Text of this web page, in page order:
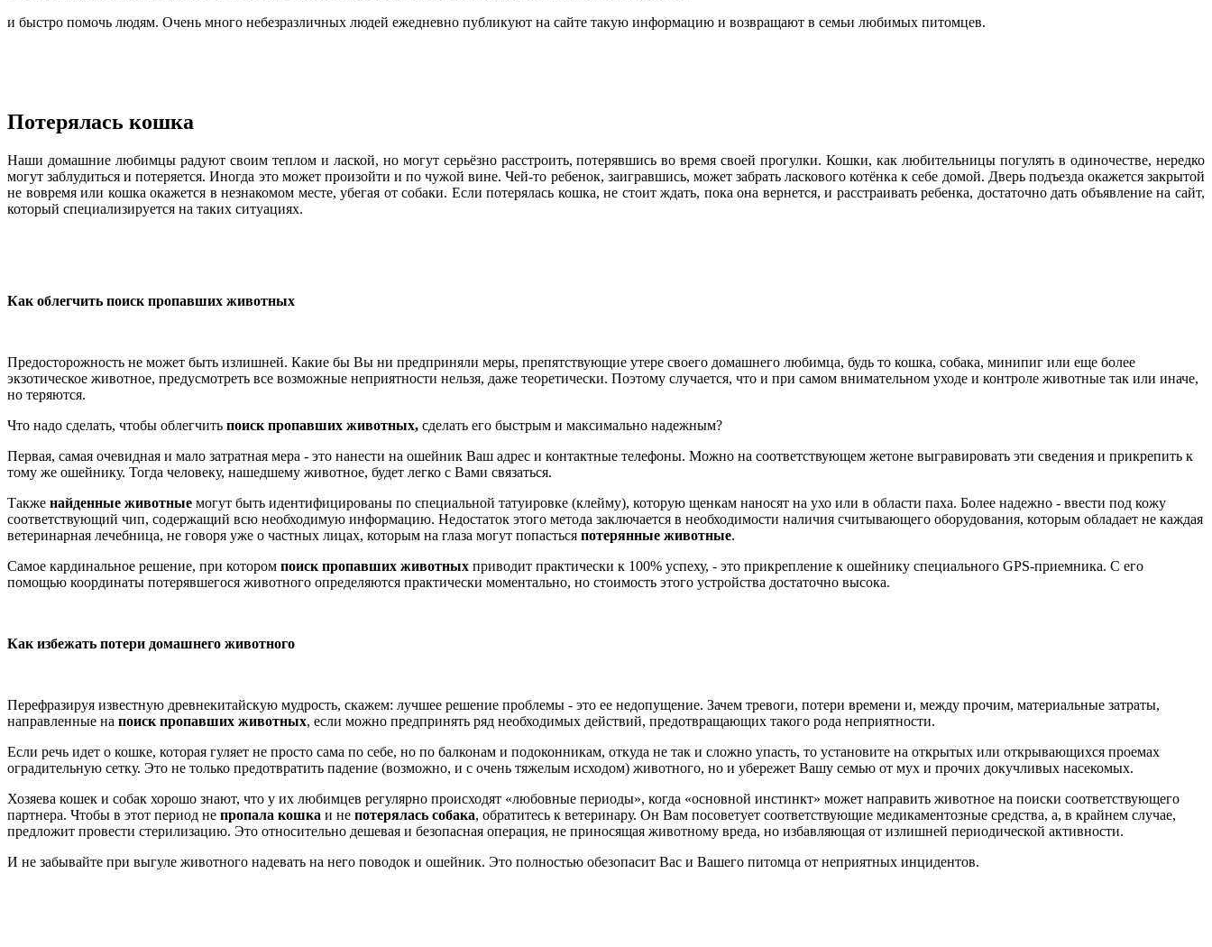
и быстро помочь людям. Очень много небезразличных людей ежедневно публикуют на сайте такую информацию и возвращают в семьи любимых питомцев.
Потерялась кошка
Наши домашние любимцы радуют своим теплом и лаской, но могут серьёзно расстроить, потерявшись во время своей прогулки. Кошки, как любительницы погулять в одиночестве, нередко
могут заблудиться и потеряется. Иногда это может произойти и по чужой вине. Чей-то ребенок, заигравшись, может забрать ласкового котёнка к себе домой. Дверь подъезда окажется закрытой
не вовремя или кошка окажется в незнакомом месте, убегая от собаки. Если потерялась кошка, не стоит ждать, пока она вернется, и расстраивать ребенка, достаточно дать объявление на сайт,
который специализируется на таких ситуациях.
Как облегчить поиск пропавших животных
Предосторожность не может быть излишней. Какие бы Вы ни предприняли меры, препятствующие утере своего домашнего любимца, будь то кошка, собака, минипиг или еще более
экзотическое животное, предусмотреть все возможные неприятности нельзя, даже теоретически. Поэтому случается, что и при самом внимательном уходе и контроле животные так или иначе,
но теряются.
Что надо сделать, чтобы облегчить поиск пропавших животных, сделать его быстрым и максимально надежным?
Первая, самая очевидная и мало затратная мера - это нанести на ошейник Ваш адрес и контактные телефоны. Можно на соответствующем жетоне выгравировать эти сведения и прикрепить к
тому же ошейнику. Тогда человеку, нашедшему животное, будет легко с Вами связаться.
Также найденные животные могут быть идентифицированы по специальной татуировке (клейму), которую щенкам наносят на ухо или в области паха. Более надежно - ввести под кожу
соответствующий чип, содержащий всю необходимую информацию. Недостаток этого метода заключается в необходимости наличия считывающего оборудования, которым обладает не каждая
ветеринарная лечебница, не говоря уже о частных лицах, которым на глаза могут попасться потерянные животные.
Самое кардинальное решение, при котором поиск пропавших животных приводит практически к 100% успеху, - это прикрепление к ошейнику специального GPS-приемника. С его
помощью координаты потерявшегося животного определяются практически моментально, но стоимость этого устройства достаточно высока.
Как избежать потери домашнего животного
Перефразируя известную древнекитайскую мудрость, скажем: лучшее решение проблемы - это ее недопущение. Зачем тревоги, потери времени и, между прочим, материальные затраты,
направленные на поиск пропавших животных, если можно предпринять ряд необходимых действий, предотвращающих такого рода неприятности.
Если речь идет о кошке, которая гуляет не просто сама по себе, но по балконам и подоконникам, откуда не так и сложно упасть, то установите на открытых или открывающихся проемах
оградительную сетку. Это не только предотвратить падение (возможно, и с очень тяжелым исходом) животного, но и убережет Вашу семью от мух и прочих докучливых насекомых.
Хозяева кошек и собак хорошо знают, что у их любимцев регулярно происходят «любовные периоды», когда «основной инстинкт» может направить животное на поиски соответствующего
партнера. Чтобы в этот период не пропала кошка и не потерялась собака, обратитесь к ветеринару. Он Вам посоветует соответствующие медикаментозные средства, а, в крайнем случае,
предложит провести стерилизацию. Это относительно дешевая и безопасная операция, не приносящая животному вреда, но избавляющая от излишней периодической активности.
И не забывайте при выгуле животного надевать на него поводок и ошейник. Это полностью обезопасит Вас и Вашего питомца от неприятных инцидентов.